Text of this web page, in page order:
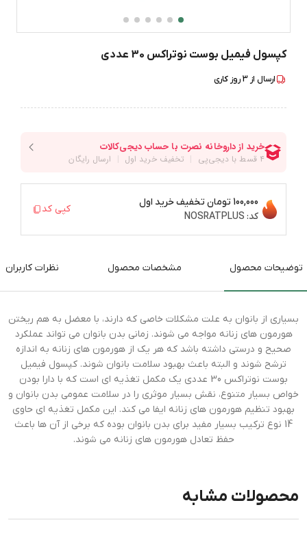
کپسول فیمیل بوست نوتراکس 30 عددی
ارسال از 3روز کاری
100,000 تومان
تخفیف خرید اول
کد: NOSRATPLUS
کپی کد
توضیحات محصول مشخصات محصول نظرات کاربران
بسیاری از بانوان به علت مشکلات خاصی که دارند، با معضل به هم ریختن
هورمون های زنانه مواجه می شوند. زمانی بدن بانوان می تواند عملکرد
صحیح و درستی داشته باشد که هر یک از هورمون های زنانه به اندازه
ترشح شوند و البته باعث بهبود سلامت بانوان شوند. کپسول فیمیل
بوست نوتراکس 30 عددی یک مکمل تغذیه ای است که با دارا بودن
خواص بسیار متنوع، نقش بسیار موثری را در سلامت عمومی بدن بانوان و
بهبود تنظیم هورمون های زنانه ایفا می کند. این مکمل تغذیه ای حاوی
14 نوع ترکیب بسیار مفید برای بدن بانوان بوده که برخی از آن ها باعث
حفظ تعادل هورمون های زنانه می شوند.
محصولات مشابه